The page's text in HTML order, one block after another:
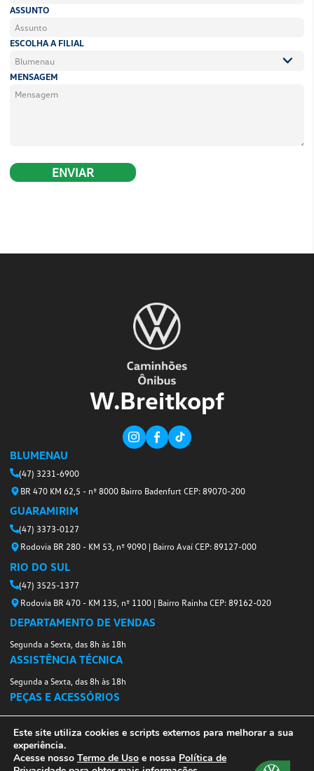
Carregado de tecnologia e inovação! Tudo
modelo traz novo painel de instrumentos analógico
de 3,5” com mais de 70 funções, lhe garante
os indicadores de sua preferência! Com opção do
multifuncional garante acesso a tudo, inclusive ao
permite atender as ligações sem tirar as mãos do
Conectado
uma gama completa de serviços digitais, garante
Estou Interessado
Escolha uma concessionária,
aguarde nosso contato, ou se preferir
uma das unidades abaixo.
E-MAIL
TELEFONE
CIDADE
ASSUNTO
ESCOLHA A FILIAL
Este site utiliza cookies e scripts externos para melhorar a sua
experiência.
Acesse nosso Termo de Uso e nossa Política de